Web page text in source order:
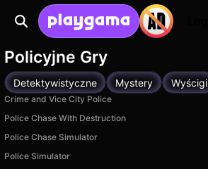
Policyjne Gry
Detektywistyczne Mystery Wyścigi
Crime and Vice City Police
Police Chase With Destruction
Police Chase Simulator
Police Simulator